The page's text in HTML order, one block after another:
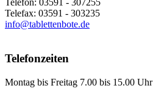
Telefax: 03591 - 303235
info@tablettenbote.de
Telefonzeiten
Montag bis Freitag 7.00 bis 15.00 Uhr